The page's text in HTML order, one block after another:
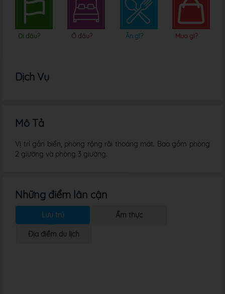
Đi đâu? Ở đâu? Ăn gì? Mua gì?
Dịch Vụ
Mô Tả
Vị trí gần biển, phòng rộng rãi thoáng mát. Bao gồm phòng
2 giường và phòng 3 giường.
Những điểm lân cận
Lưu trú Ẩm thực
Địa điểm du lịch